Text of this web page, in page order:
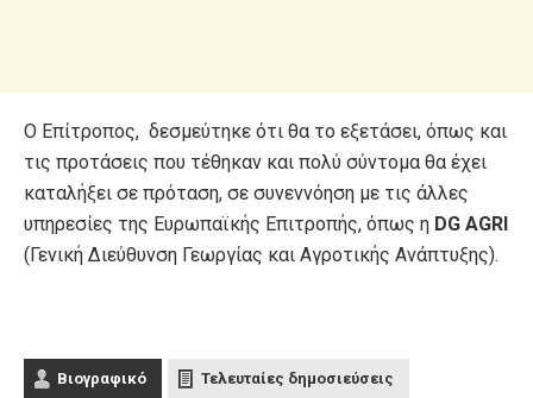
Ο Επίτροπος, δεσμεύτηκε ότι θα το εξετάσει, όπως και
τις προτάσεις που τέθηκαν και πολύ σύντομα θα έχει
καταλήξει σε πρόταση, σε συνεννόηση με τις άλλες
υπηρεσίες της Ευρωπαϊκής Επιτροπής, όπως η DG AGRI
(Γενική Διεύθυνση Γεωργίας και Αγροτικής Ανάπτυξης).
Βιογραφικό Τελευταίες δημοσιεύσεις